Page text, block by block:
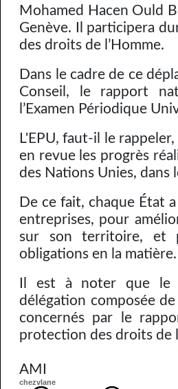
Mohamed Hacen Ould
Genève. Il participera
des droits de l’Homme.
Dans le cadre de ce
Conseil, le rapport
l’Examen Périodique
L'EPU, faut-il le
en revue les progrès
des Nations Unies, dans
De ce fait, chaque État
entreprises, pour
sur son territoire, et
obligations en la matière.
Il est à noter que le
délégation composée
concernés par le
protection des droits de
AMI
chezvlane